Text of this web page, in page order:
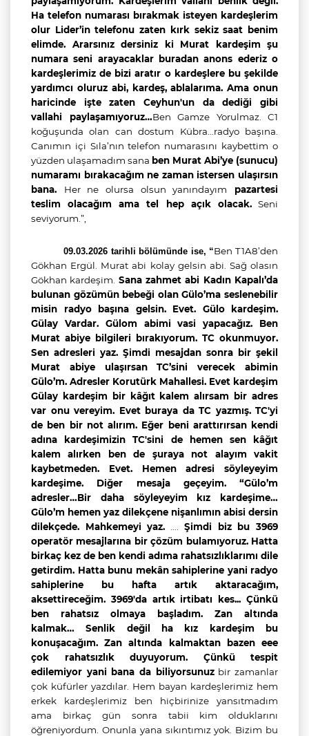
Ha telefon numarası bırakmak isteyen kardeşlerim
olur Lider’in telefonu zaten kırk sekiz saat benim
elimde. Ararsınız dersiniz ki Murat kardeşim şu
numara seni arayacaklar buradan anons ederiz o
kardeşlerimiz de bizi aratır o kardeşlere bu şekilde
yardımcı oluruz abi, kardeş, ablalarıma. Ama onun
haricinde işte zaten Ceyhun'un da dediği gibi
vallahi paylaşamıyoruz…Ben Gamze Yorulmaz. C1
koğuşunda olan can dostum Kübra…radyo başına.
Canımın içi Sıla’nın telefon numarasını kaybettim o
yüzden ulaşamadım sana ben Murat Abi’ye (sunucu)
numaramı bırakacağım ne zaman istersen ulaşırsın
bana. Her ne olursa olsun yanındayım pazartesi
teslim olacağım ama tel hep açık olacak.Seni
seviyorum.”,
09.03.2026 tarihli bölümünde ise, “Ben T1A8’den
Gökhan Ergül. Murat abi kolay gelsin abi. Sağ olasın
Gökhan kardeşim. Sana zahmet abi Kadın Kapalı’da
bulunan gözümün bebeği olan Gülo’ma seslenebilir
misin radyo başına gelsin. Evet. Gülo kardeşim.
Gülay Vardar. Gülom abimi vasi yapacağız. Ben
Murat abiye bilgileri bırakıyorum. TC okunmuyor.
Sen adresleri yaz. Şimdi mesajdan sonra bir şekil
Murat abiye ulaşırsan TC’sini verecek abimin
Gülo’m. Adresler Korutürk Mahallesi. Evet kardeşim
Gülay kardeşim bir kâğıt kalem alırsam bir adres
var onu vereyim. Evet buraya da TC yazmış. TC'yi
de ben bir not alırım. Eğer beni arattırırsan kendi
adına kardeşimizin TC'sini de hemen sen kâğıt
kalem alırken ben de şuraya not alayım vakit
kaybetmeden. Evet. Hemen adresi söyleyeyim
kardeşime. Diğer mesaja geçeyim. “Gülo’m
adresler…Bir daha söyleyeyim kız kardeşime…
Gülo’m hemen yaz dilekçene nişanlımın abisi dersin
dilekçede. Mahkemeyi yaz.
Şimdi biz bu 3969
operatör mesajlarına bir çözüm bulamıyoruz. Hatta
birkaç kez de ben kendi adıma rahatsızlıklarımı dile
getirdim. Hatta bunu mekân sahiplerine yani radyo
sahiplerine bu hafta artık aktaracağım,
aksettireceğim. 3969'da artık irtibatı kes... Çünkü
ben rahatsız olmaya başladım. Zan altında
kalmak… Senlik değil ha kız kardeşim bu
konuşacağım. Zan altında kalmaktan bazen eee
çok rahatsızlık duyuyorum. Çünkü tespit
edilemiyor yani bana da biliyorsunuzbir zamanlar
çok küfürler yazdılar. Hem bayan kardeşlerimiz hem
erkek kardeşlerimiz ben hiçbirinize yansıtmadım
ama birkaç gün sonra tabii kim olduklarını
öğreniyordum. Onunla yana sıkıntımız yok. Bizim bu